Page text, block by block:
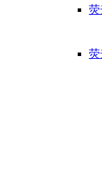
荧
荧